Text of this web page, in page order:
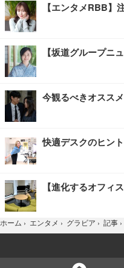
【エンタメRBB】
【坂道グループニ
今観るべきオスス
快適デスクのヒン
【進化するオフィス
ホーム › エンタメ › グラビア › 記事 ›